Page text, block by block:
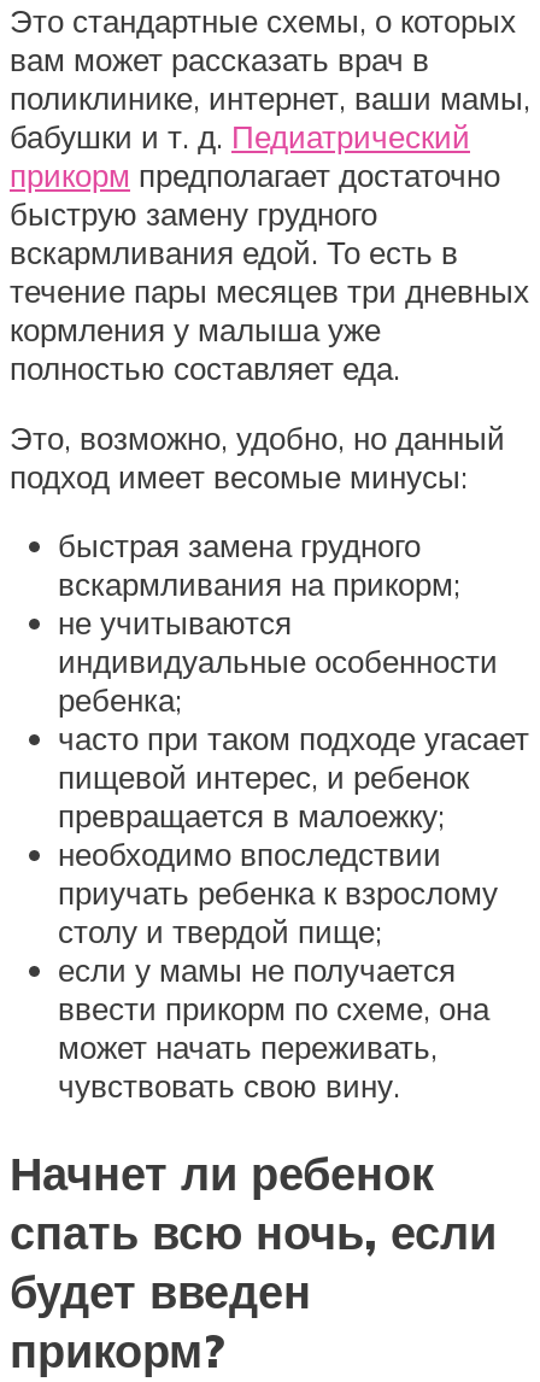
Это стандартные схемы, о которых
вам может рассказать врач в
поликлинике, интернет, ваши мамы,
бабушки и т. д. Педиатрический
прикорм предполагает достаточно
быструю замену грудного
вскармливания едой. То есть в
течение пары месяцев три дневных
кормления у малыша уже
полностью составляет еда.
Это, возможно, удобно, но данный
подход имеет весомые минусы:
быстрая замена грудного
вскармливания на прикорм;
не учитываются
индивидуальные особенности
ребенка;
часто при таком подходе угасает
пищевой интерес, и ребенок
превращается в малоежку;
необходимо впоследствии
приучать ребенка к взрослому
столу и твердой пище;
если у мамы не получается
ввести прикорм по схеме, она
может начать переживать,
чувствовать свою вину.
Начнет ли ребенок
спать всю ночь, если
будет введен
прикорм?